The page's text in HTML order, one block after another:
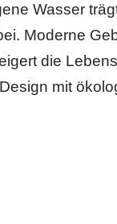
Wasser
Moderne
die
mit